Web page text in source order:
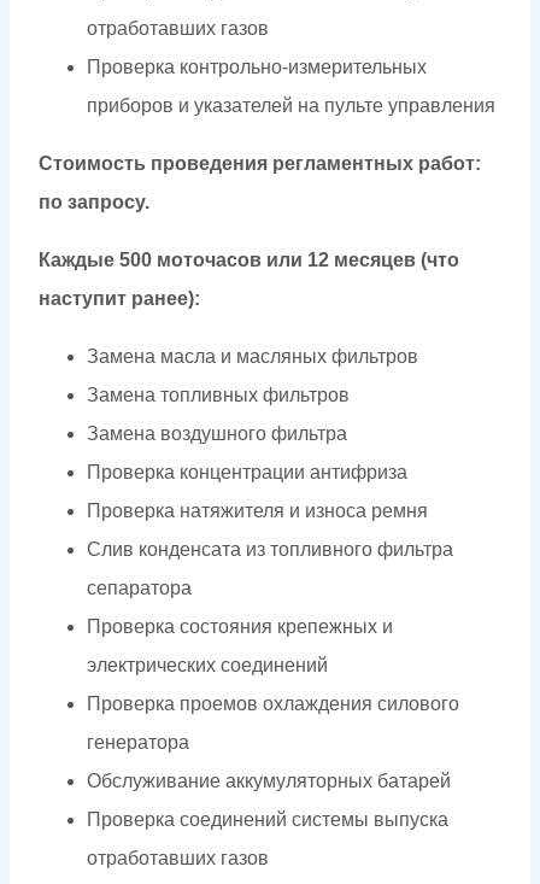
отработавших газов
Проверка контрольно-измерительных
приборов и указателей на пульте управления
Стоимость проведения регламентных работ:
по запросу.
Каждые 500 моточасов или 12 месяцев (что
наступит ранее):
Замена масла и масляных фильтров
Замена топливных фильтров
Замена воздушного фильтра
Проверка концентрации антифриза
Проверка натяжителя и износа ремня
Слив конденсата из топливного фильтра
сепаратора
Проверка состояния крепежных и
электрических соединений
Проверка проемов охлаждения силового
генератора
Обслуживание аккумуляторных батарей
Проверка соединений системы выпуска
отработавших газов